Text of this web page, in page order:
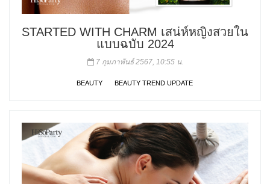
STARTED WITH CHARM เสน่ห์หญิงสวยใน
แบบฉบับ 2024
7 กุมภาพันธ์ 2567, 10:55 น.
BEAUTY BEAUTY TREND UPDATE